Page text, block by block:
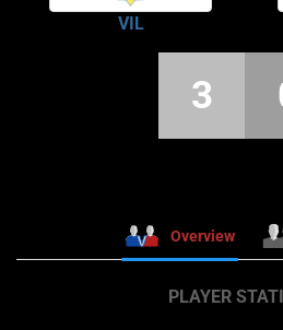
VIL
3
Overview
PLAYER